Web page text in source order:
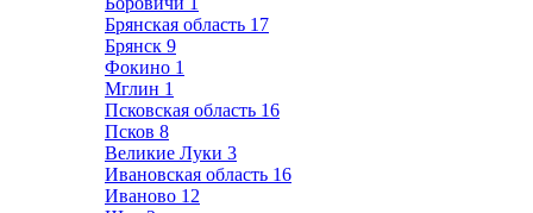
Брянская область 17
Брянск 9
Фокино 1
Мглин 1
Псковская область 16
Псков 8
Великие Луки 3
Ивановская область 16
Иваново 12